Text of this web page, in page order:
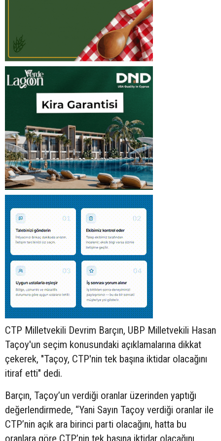
CTP Milletvekili Devrim Barçın, UBP Milletvekili Hasan
Taçoy'un seçim konusundaki açıklamalarına dikkat
çekerek, "Taçoy, CTP'nin tek başına iktidar olacağını
itiraf etti" dedi.
Barçın, Taçoy’un verdiği oranlar üzerinden yaptığı
değerlendirmede, “Yani Sayın Taçoy verdiği oranlar ile
CTP’nin açık ara birinci parti olacağını, hatta bu
oranlara göre CTP’nin tek başına iktidar olacağını